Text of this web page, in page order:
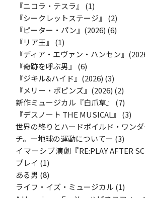
『ニコラ・テスラ』
(1)
『シークレットステージ』
(2)
『ピーター・パン』(2026) (6)
『リア王』
(1)
『ディア・エヴァン・ハンセン』
『奇跡を呼ぶ男』
(6)
『ジキル&ハイド』(2026) (3)
『メリー・ポピンズ』(2026) (2)
新作ミュージカル『白爪草』
(7)
『デスノート THE MUSICAL』
(3)
世界の終りとハードボイルド・ワン
チ。ー地球の運動についてー (3)
イマーシブ演劇『RE:PLAY AFTER
プレイ (1)
ある男 (8)
ライフ・イズ・ミュージカル (1)